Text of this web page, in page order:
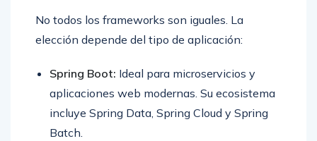
No todos los frameworks son iguales. La
elección depende del tipo de aplicación:
Spring Boot: Ideal para microservicios y
aplicaciones web modernas. Su ecosistema
incluye Spring Data, Spring Cloud y Spring
Batch.